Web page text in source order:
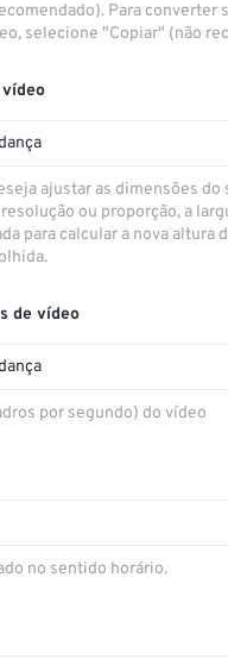
Para converter
selecione "Copiar" (não
ajustar as dimensões do
ou proporção, a
para calcular a nova altura
de vídeo
por segundo) do vídeo
no sentido horário.